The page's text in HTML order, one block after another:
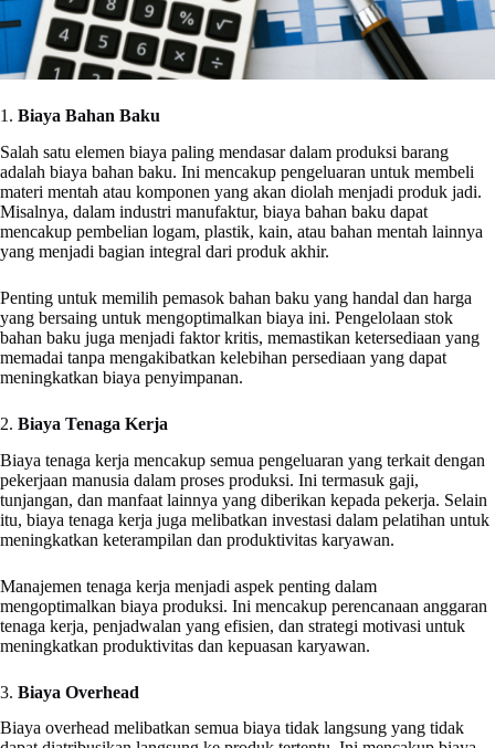
1. Biaya Bahan Baku
Salah satu elemen biaya paling mendasar dalam produksi barang
adalah biaya bahan baku. Ini mencakup pengeluaran untuk membeli
materi mentah atau komponen yang akan diolah menjadi produk jadi.
Misalnya, dalam industri manufaktur, biaya bahan baku dapat
mencakup pembelian logam, plastik, kain, atau bahan mentah lainnya
yang menjadi bagian integral dari produk akhir.
Penting untuk memilih pemasok bahan baku yang handal dan harga
yang bersaing untuk mengoptimalkan biaya ini. Pengelolaan stok
bahan baku juga menjadi faktor kritis, memastikan ketersediaan yang
memadai tanpa mengakibatkan kelebihan persediaan yang dapat
meningkatkan biaya penyimpanan.
2. Biaya Tenaga Kerja
Biaya tenaga kerja mencakup semua pengeluaran yang terkait dengan
pekerjaan manusia dalam proses produksi. Ini termasuk gaji,
tunjangan, dan manfaat lainnya yang diberikan kepada pekerja. Selain
itu, biaya tenaga kerja juga melibatkan investasi dalam pelatihan untuk
meningkatkan keterampilan dan produktivitas karyawan.
Manajemen tenaga kerja menjadi aspek penting dalam
mengoptimalkan biaya produksi. Ini mencakup perencanaan anggaran
tenaga kerja, penjadwalan yang efisien, dan strategi motivasi untuk
meningkatkan produktivitas dan kepuasan karyawan.
3. Biaya Overhead
Biaya overhead melibatkan semua biaya tidak langsung yang tidak